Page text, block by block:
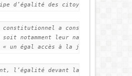
d’égalité des citoyens devant
constitutionnel a consacré en 1975
soit notamment leur nationalité
un égal accès à la justice ».
l’égalité devant la justice se